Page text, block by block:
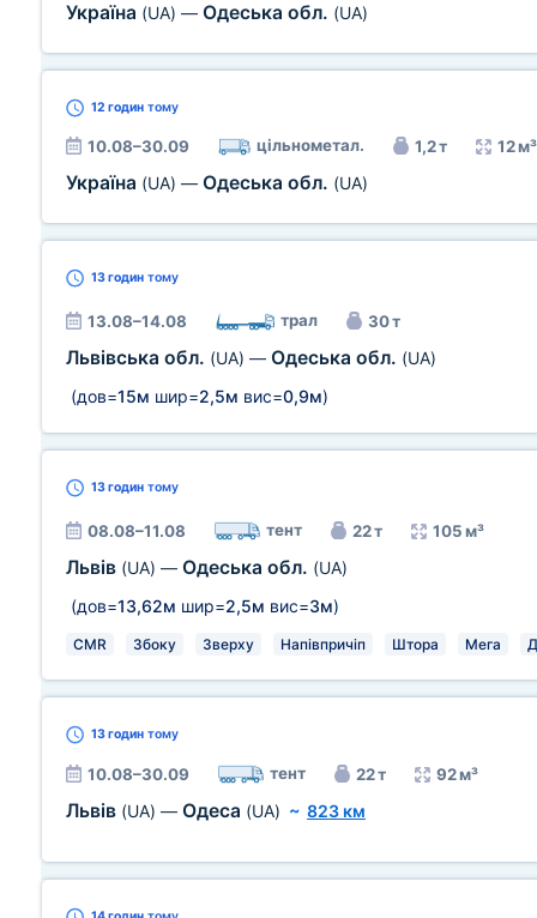
Україна (UA) — Одеська обл. (UA)
12 годин тому
10.08–30.09 цільнометал. 1,2 т 12 м³
Україна (UA) — Одеська обл. (UA)
13 годин тому
13.08–14.08 трал 30 т
Львівська обл. (UA) — Одеська обл. (UA)
(дов=15м шир=2,5м вис=0,9м)
13 годин тому
08.08–11.08 тент 22 т 105 м³
Львів (UA) — Одеська обл. (UA)
(дов=13,62м шир=2,5м вис=3м)
CMR Збоку Зверху Напівпричіп Штора Мега
13 годин тому
10.08–30.09 тент 22 т 92 м³
Львів (UA) — Одеса (UA) ~ 823 км